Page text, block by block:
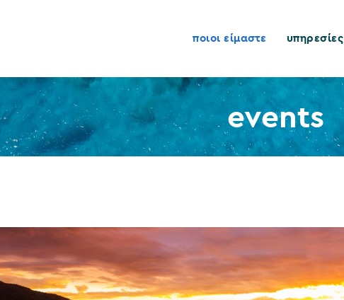
ποιοι είμαστε υπηρεσίες
events
υπηρεσίες
τα σκάφη μας
προτεινόμενες
κρουαζιέρες
gr
en